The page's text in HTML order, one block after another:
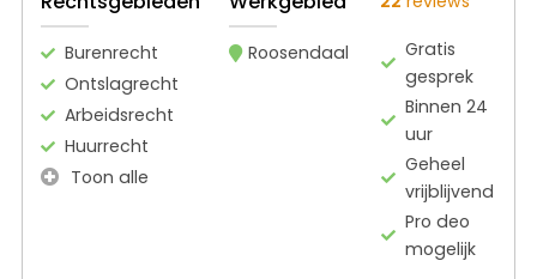
Burenrecht
Ontslagrecht
Arbeidsrecht
Huurrecht
Toon alle
Roosendaal
Gratis
gesprek
Binnen 24
uur
Geheel
vrijblijvend
Pro deo
mogelijk